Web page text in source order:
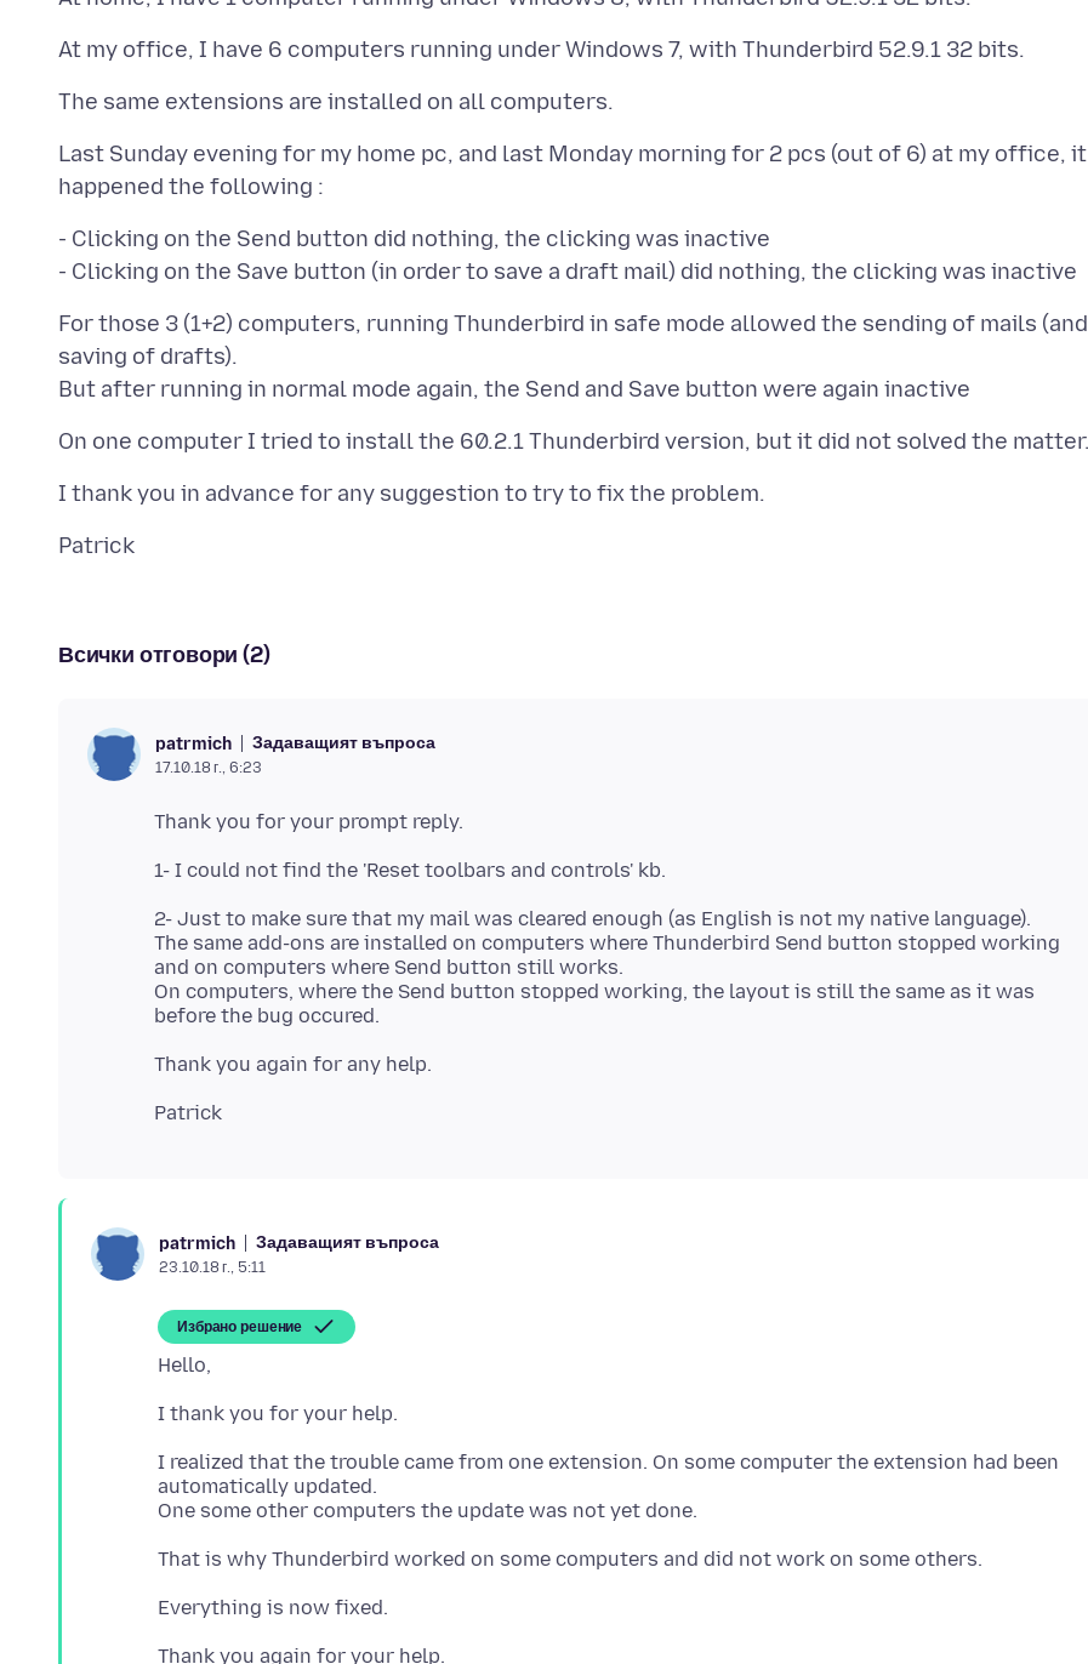
Last Sunday evening for my home pc, and last Monday morning for 2 pcs (out of 6) at my office, it
- Clicking on the Send button did nothing, the clicking was inactive
For those 3 (1+2) computers, running Thunderbird in safe mode allowed the sending of mails (and
saving of drafts).
Всички отговори (2)
patrmich Задаващият въпроса
17.10.18 г., 6:23
2- Just to make sure that my mail was cleared enough (as English is not my native language).
The same add-ons are installed on computers where Thunderbird Send button stopped working
and on computers where Send button still works.
On computers, where the Send button stopped working, the layout is still the same as it was
patrmich Задаващият въпроса
23.10.18 г., 5:11
Избрано решение
I realized that the trouble came from one extension. On some computer the extension had been
automatically updated.